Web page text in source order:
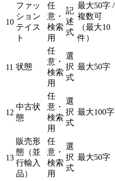
10
ファッ
ション
テイス
ト
任
意・
検索
用
記
述
式
最大50字 /
複数可
（最大10
件）
11 状態
任
意・
検索
用
選
択
式
最大50字
12
中古状
態
任
意・
検索
用
選
択
式
最大100字
13
販売形
態（並
行輸入
品）
任
意・
検索
用
選
択
式
最大50字